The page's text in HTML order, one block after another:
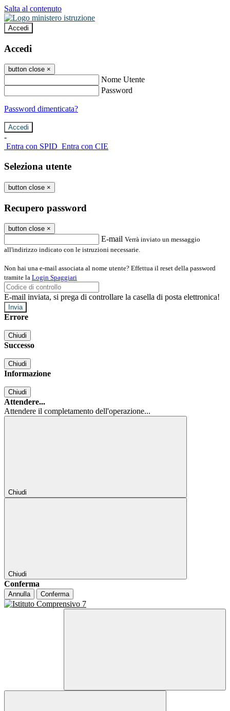
Salta al contenuto
Accedi
Accedi
button close ×
Nome Utente
Password
Password dimenticata?
-
Entra con SPID Entra con CIE
Seleziona utente
button close ×
Recupero password
button close ×
E-mail Verrà inviato un messaggio
all'indirizzo indicato con le istruzioni necessarie.
Non hai una e-mail associata al nome utente? Effettua il reset della password
tramite la Login Spaggiari
E-mail inviata, si prega di controllare la casella di posta elettronica!
Errore
Chiudi
Successo
Chiudi
Informazione
Chiudi
Attendere...
Attendere il completamento dell'operazione...
Chiudi
Chiudi
Conferma
Annulla Conferma